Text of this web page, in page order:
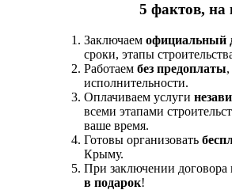
5 фактов, на
Заключаем официальный
сроки, этапы
Работаем без предоплаты
исполнительности.
Оплачиваем услуги
всеми этапами
ваше время.
Готовы организовать
Крыму.
При заключении договора
в подарок!